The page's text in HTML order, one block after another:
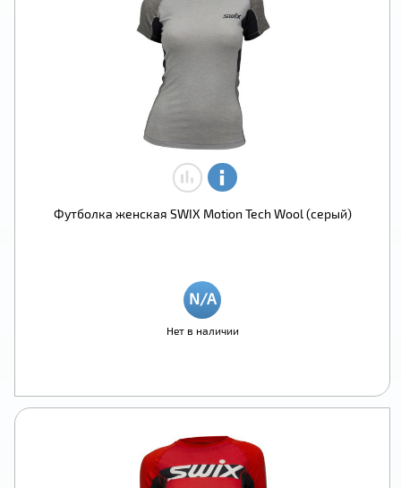
Футболка женская SWIX Motion Tech Wool (серый)
Нет в наличии